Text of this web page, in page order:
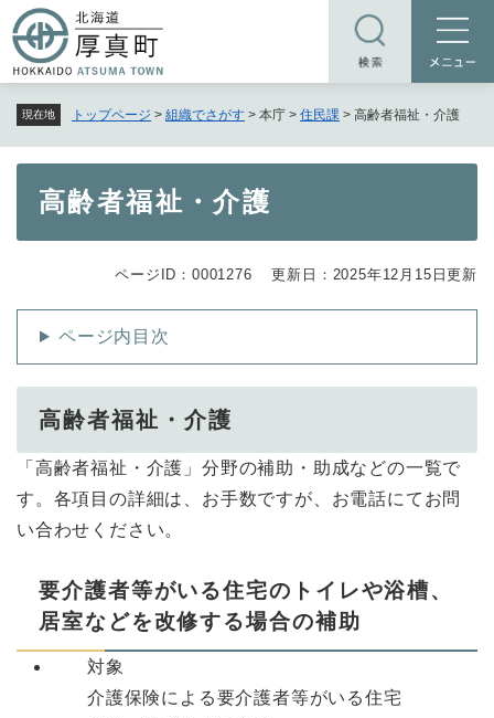
ー
ジ
頭
で
現在地 トップページ > 組織でさがす > 本庁 > 住民課 > 高齢者福祉・介護
高齢者福祉・介護
ページID：0001276 更新日：2025年12月15日更新
ページ内目次
高齢者福祉・介護
「高齢者福祉・介護」分野の補助・助成などの一覧で
す。各項目の詳細は、お手数ですが、お電話にてお問
い合わせください。
要介護者等がいる住宅のトイレや浴槽、
居室などを改修する場合の補助
対象
介護保険による要介護者等がいる住宅